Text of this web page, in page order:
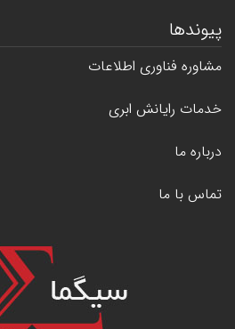
پیوندها
مشاوره فناوری اطلاعات
خدمات رایانش ابری
درباره ما
تماس با ما